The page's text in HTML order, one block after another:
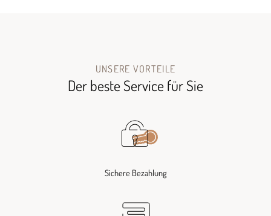
UNSERE VORTEILE
Der beste Service für Sie
Sichere Bezahlung